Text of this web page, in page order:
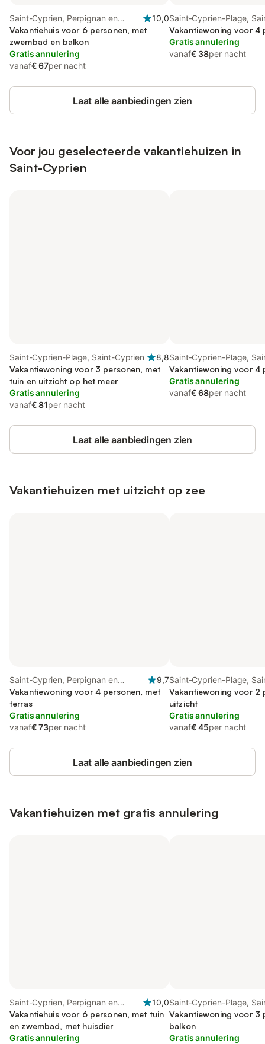
Saint-Cyprien, Perpignan en
omgeving
10,0
Vakantiehuis voor 6 personen, met
zwembad en balkon
Gratis annulering
vanaf€ 67per nacht
Saint-Cyprien-Plage,
Cyprien
Vakantiewoning voor 4
Gratis annulering
vanaf€ 38per nacht
Laat alle aanbiedingen zien
Voor jou geselecteerde vakantiehuizen in
Saint-Cyprien
Saint-Cyprien-Plage, Saint-Cyprien
8,8
Vakantiewoning voor 3 personen, met
tuin en uitzicht op het meer
Gratis annulering
vanaf€ 81per nacht
Saint-Cyprien-Plage,
Vakantiewoning voor 4
Gratis annulering
vanaf€ 68per nacht
Laat alle aanbiedingen zien
Vakantiehuizen met uitzicht op zee
Saint-Cyprien, Perpignan en
omgeving
9,7
Vakantiewoning voor 4 personen, met
terras
Gratis annulering
vanaf€ 73per nacht
Saint-Cyprien-Plage,
Cyprien
Vakantiewoning voor 2
uitzicht
Gratis annulering
vanaf€ 45per nacht
Laat alle aanbiedingen zien
Vakantiehuizen met gratis annulering
Saint-Cyprien, Perpignan en
omgeving
10,0
Vakantiehuis voor 6 personen, met tuin
en zwembad, met huisdier
Gratis annulering
Saint-Cyprien-Plage,
Vakantiewoning voor 3
balkon
Gratis annulering